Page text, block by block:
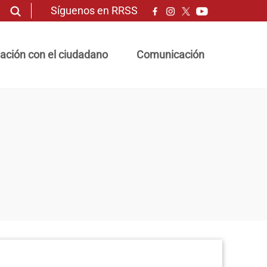
Síguenos en RRSS
con el ciudadano Comunicación